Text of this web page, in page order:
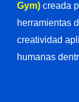
Gym) creada
herramientas
creatividad
humanas